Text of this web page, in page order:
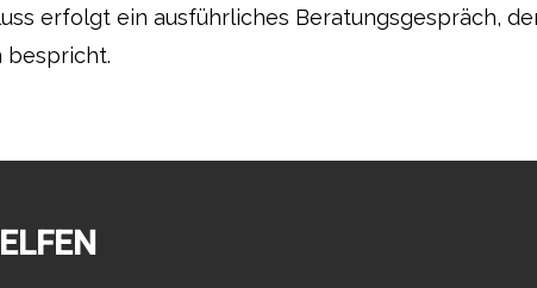
erfolgt ein ausführliches Beratungsgespräch,
bespricht.